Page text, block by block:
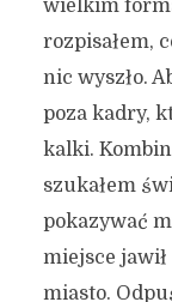
wielkim
rozpisałem,
nic wyszło.
poza kadry,
kalki.
szukałem
pokazywać
miejsce
miasto.